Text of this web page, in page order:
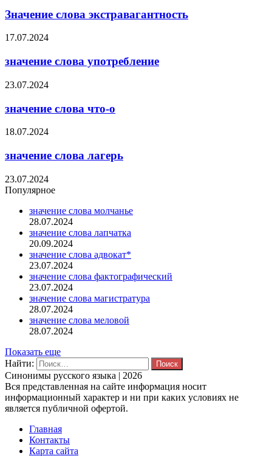
Значение слова экстравагантность
17.07.2024
значение слова употребление
23.07.2024
значение слова что-о
18.07.2024
значение слова лагерь
23.07.2024
Популярное
значение слова молчанье
28.07.2024
значение слова лапчатка
20.09.2024
значение слова адвокат*
23.07.2024
значение слова фактографический
23.07.2024
значение слова магистратура
28.07.2024
значение слова меловой
28.07.2024
Показать еще
Найти:
Синонимы русского языка | 2026
Вся представленная на сайте информация носит
информационный характер и ни при каких условиях не
является публичной офертой.
Главная
Контакты
Карта сайта